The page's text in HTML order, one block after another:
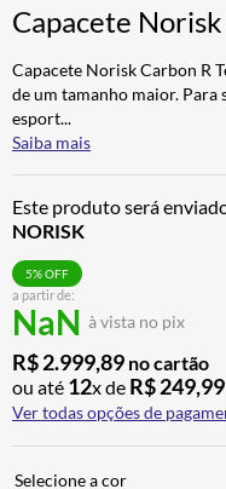
Capacete
Capacete Norisk Carbon R
de um tamanho maior. Para
esport...
Saiba mais
Este produto será
NORISK
a partir de:
NaN à vista no pix
5% OFF
R$2.999,89 no cartão
ou até 12x de R$249,99
Ver todas opções de
5º LUVA
6º BAU
7 º ALPINESTAR
8º AIROH
10º